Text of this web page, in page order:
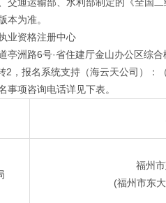
本为准。
资格注册中心
洲路6号·省住建厅金山办公区综合
报名系统支持（海云天公司）：（
项咨询电话详见下表。
福州
(福州市东